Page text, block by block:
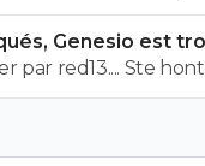
fabriques
articles de Foot01.
Genesio est
par red13.... Ste